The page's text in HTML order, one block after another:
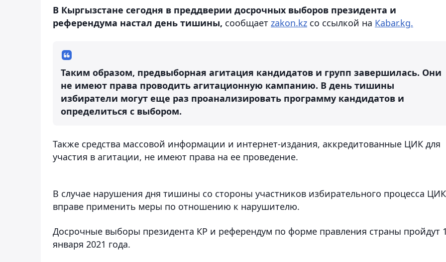
В Кыргызстане сегодня в преддверии досрочных выборов президента и
референдума настал день тишины, сообщает zakon.kz со ссылкой на Кabar.kg.
Таким образом, предвыборная агитация кандидатов и групп завершилась. Они
не имеют права проводить агитационную кампанию. В день тишины
избиратели могут еще раз проанализировать программу кандидатов и
определиться с выбором.
Также средства массовой информации и интернет-издания, аккредитованные ЦИК для
участия в агитации, не имеют права на ее проведение.
В случае нарушения дня тишины со стороны участников избирательного процесса ЦИК
вправе применить меры по отношению к нарушителю.
Досрочные выборы президента КР и референдум по форме правления страны пройдут
января 2021 года.